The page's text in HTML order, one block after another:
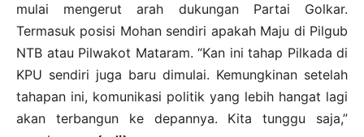
mulai mengerut arah dukungan Partai Golkar.
Termasuk posisi Mohan sendiri apakah Maju di Pilgub
NTB atau Pilwakot Mataram. “Kan ini tahap Pilkada di
KPU sendiri juga baru dimulai. Kemungkinan setelah
tahapan ini, komunikasi politik yang lebih hangat lagi
akan terbangun ke depannya. Kita tunggu saja,”